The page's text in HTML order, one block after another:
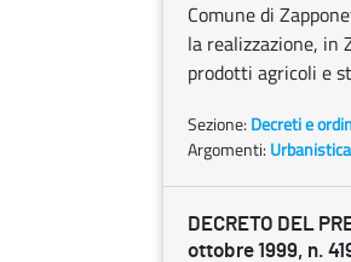
Comune di
la realizzazione, in
prodotti agricoli e
Sezione: Decreti e
Argomenti:
DECRETO DEL
ottobre 1999, n.